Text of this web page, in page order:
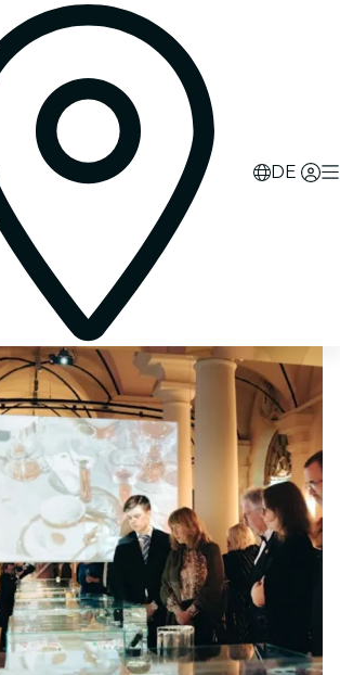
DE
Image 1
Image 2
Image 3
Image 4
Image 5
Image 6
Image 7
Image 8
Image 9
Image 10
Image 11
Image 12
Image 13
Image 14
Image 15
Image 16
Image 17
Image 18
Image 19